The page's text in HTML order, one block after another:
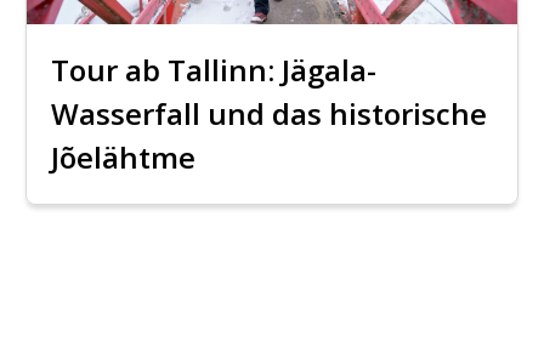
Tour ab Tallinn: Jägala-
Wasserfall und das historische
Jõelähtme